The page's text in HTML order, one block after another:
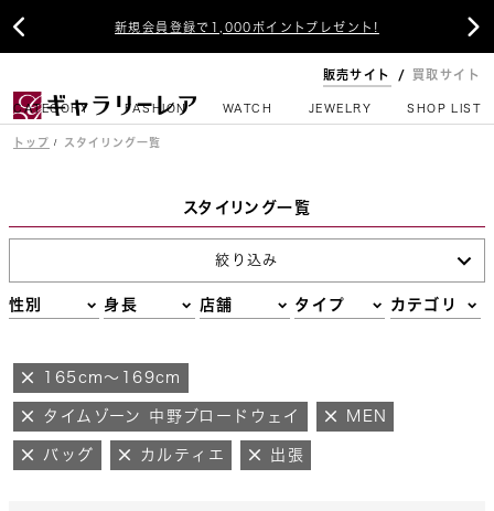
新規会員登録で1,000ポイントプレゼント!
 
販売サイト 買取サイト
CATEGORY FASHION WATCH JEWELRY SHOP LIST
トップ スタイリング一覧
スタイリング一覧
絞り込み
性別 身長 店舗 タイプ カテゴリ
165cm～169cm
タイムゾーン 中野ブロードウェイ MEN
バッグ カルティエ 出張